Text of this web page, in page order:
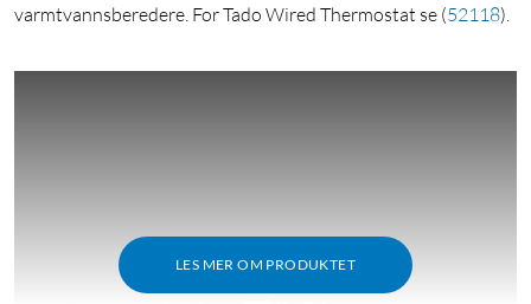
varmtvannsberedere. For Tado Wired Thermostat se (52118).
LES MER OM PRODUKTET